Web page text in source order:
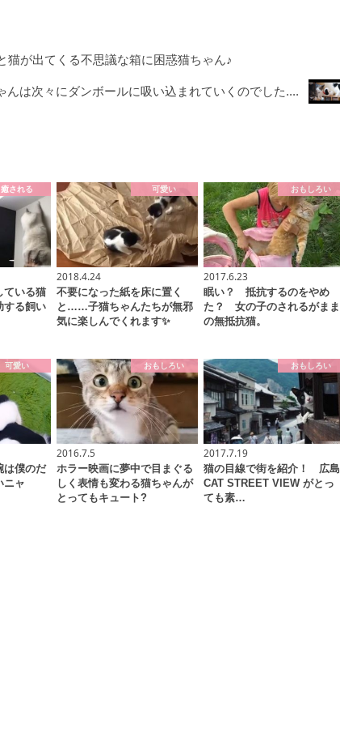
猫が出てくる不思議な箱に困惑猫ちゃん♪
んは次々にダンボールに吸い込まれていくのでした....
癒される
ている猫
する飼い
可愛い
2018.4.24
不要になった紙を床に置く
と……子猫ちゃんたちが無邪
気に楽しんでくれます✨
おもしろい
2017.6.23
眠い？ 抵抗するのをやめ
た？ 女の子のされるがまま
の無抵抗猫。
可愛い
は僕のだ
ニャ
おもしろい
2016.7.5
ホラー映画に夢中で目まぐる
しく表情も変わる猫ちゃんが
とってもキュート?
おもしろい
2017.7.19
猫の目線で街を紹介！ 広島
CAT STREET VIEW がとっ
ても素…